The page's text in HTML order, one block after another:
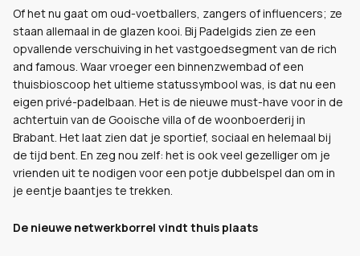
Of het nu gaat om oud-voetballers, zangers of influencers; ze
staan allemaal in de glazen kooi. Bij Padelgids zien ze een
opvallende verschuiving in het vastgoedsegment van de rich
and famous. Waar vroeger een binnenzwembad of een
thuisbioscoop het ultieme statussymbool was, is dat nu een
eigen privé-padelbaan. Het is de nieuwe must-have voor in de
achtertuin van de Gooische villa of de woonboerderij in
Brabant. Het laat zien dat je sportief, sociaal en helemaal bij
de tijd bent. En zeg nou zelf: het is ook veel gezelliger om je
vrienden uit te nodigen voor een potje dubbelspel dan om in
je eentje baantjes te trekken.
De nieuwe netwerkborrel vindt thuis plaats